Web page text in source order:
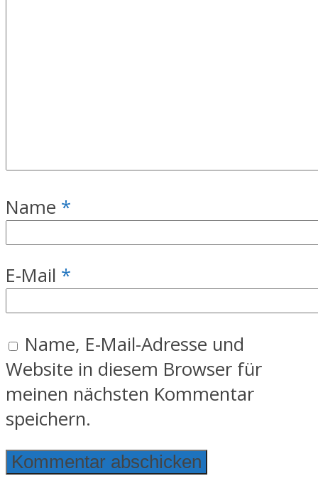
Name *
E-Mail *
Name, E-Mail-Adresse und
Website in diesem Browser für
meinen nächsten Kommentar
speichern.